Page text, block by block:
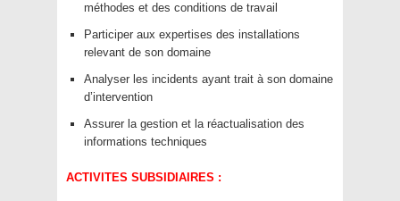
méthodes et des conditions de travail
Participer aux expertises des installations
relevant de son domaine
Analyser les incidents ayant trait à son domaine
d’intervention
Assurer la gestion et la réactualisation des
informations techniques
ACTIVITES SUBSIDIAIRES :